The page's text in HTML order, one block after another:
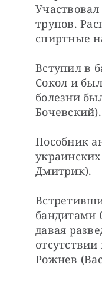
трупов.
спиртные
Вступил в
Сокол и
болезни
Бочевский).
Пособник
Дмитрик).
бандитами
давая
Рожнев